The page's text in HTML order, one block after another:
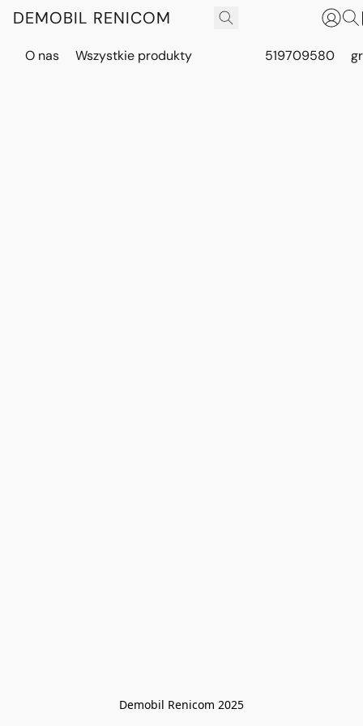
DEMOBIL RENICOM
O nas Wszystkie produkty 519709580
Demobil Renicom 2025